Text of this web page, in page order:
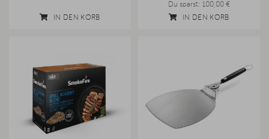
IN DEN KORB
Du sparst: 100,00 €
IN DEN KORB